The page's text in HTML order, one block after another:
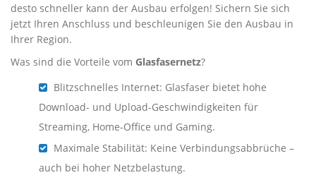
desto schneller kann der Ausbau erfolgen! Sichern Sie sich
jetzt Ihren Anschluss und beschleunigen Sie den Ausbau in
Ihrer Region.
Was sind die Vorteile vom Glasfasernetz?
Blitzschnelles Internet: Glasfaser bietet hohe
Download- und Upload-Geschwindigkeiten für
Streaming, Home-Office und Gaming.
Maximale Stabilität: Keine Verbindungsabbrüche –
auch bei hoher Netzbelastung.